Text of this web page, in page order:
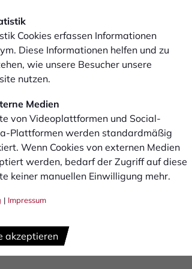
Cookies erfassen Informationen
Diese Informationen helfen und zu
wie unsere Besucher unsere
nutzen.
Medien
von Videoplattformen und Social-
Plattformen werden standardmäßig
Wenn Cookies von externen Medien
werden, bedarf der Zugriff auf diese
keiner manuellen Einwilligung mehr.
| Impressum
akzeptieren
ist das Tragen von Fanutensilien des
je Trommel